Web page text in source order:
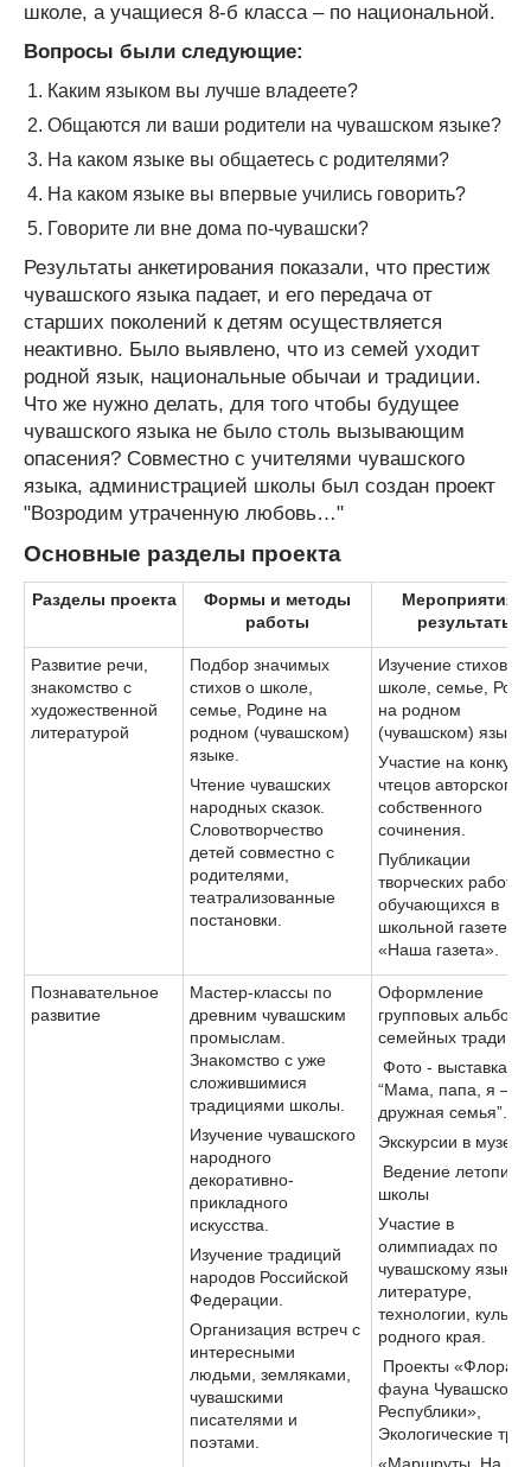
школе, а учащиеся 8-б класса – по национальной.
Вопросы были следующие:
Каким языком вы лучше владеете?
Общаются ли ваши родители на чувашском языке?
На каком языке вы общаетесь с родителями?
На каком языке вы впервые учились говорить?
Говорите ли вне дома по-чувашски?
Результаты анкетирования показали, что престиж
чувашского языка падает, и его передача от
старших поколений к детям осуществляется
неактивно. Было выявлено, что из семей уходит
родной язык, национальные обычаи и традиции.
Что же нужно делать, для того чтобы будущее
чувашского языка не было столь вызывающим
опасения? Совместно с учителями чувашского
языка, администрацией школы был создан проект
"Возродим утраченную любовь…"
Основные разделы проекта
Разделы проекта
Формы и методы
работы
Мероприятия и
результаты
Развитие речи,
знакомство с
художественной
литературой
Подбор значимых
стихов о школе,
семье, Родине на
родном (чувашском)
языке.
Чтение чувашских
народных сказок.
Словотворчество
детей совместно с
родителями,
театрализованные
постановки.
Изучение стихов о
школе, семье,
на родном
(чувашском) языке.
Участие на
чтецов авторского
собственного
сочинения.
Публикации
творческих работ
обучающихся в
школьной газете
«Наша газета».
Познавательное
развитие
Мастер-классы по
древним чувашским
промыслам.
Знакомство с уже
сложившимися
традициями школы.
Изучение чувашского
народного
декоративно-
прикладного
искусства.
Изучение традиций
народов Российской
Федерации.
Организация встреч с
интересными
людьми, земляками,
чувашскими
писателями и
поэтами.
Оформление
групповых
семейных
Фото - выставка
“Мама, папа, я –
дружная семья”.
Экскурсии в музеи
Ведение летописи
школы
Участие в
олимпиадах по
чувашскому языку
литературе,
технологии,
родного края.
Проекты «Флора и
фауна Чувашской
Республики»,
Экологические